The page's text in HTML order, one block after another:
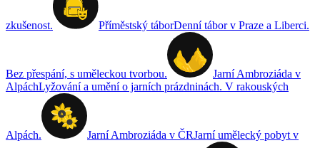
zkušenost. Příměstský táborDenní tábor v Praze a Liberci.
Bez přespání, s uměleckou tvorbou.
Jarní Ambroziáda v
AlpáchLyžování a umění o jarních prázdninách. V rakouských
Alpách. Jarní Ambroziáda v ČRJarní umělecký pobyt v